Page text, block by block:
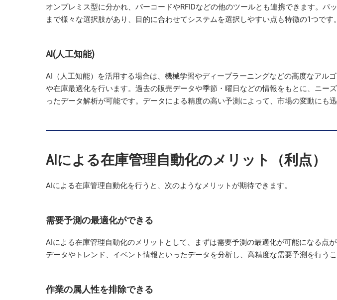
オンプレミス型に分かれ、バーコードやRFIDなどの他のツールとも連携できます。パ
まで様々な選択肢があり、目的に合わせてシステムを選択しやすい点も特徴の1つです。
AI(人工知能)
AI（人工知能）を活用する場合は、機械学習やディープラーニングなどの高度なアル
や在庫最適化を行います。過去の販売データや季節・曜日などの情報をもとに、ニー
ったデータ解析が可能です。データによる精度の高い予測によって、市場の変動にも迅
AIによる在庫管理自動化のメリット（利点）
AIによる在庫管理自動化を行うと、次のようなメリットが期待できます。
需要予測の最適化ができる
AIによる在庫管理自動化のメリットとして、まずは需要予測の最適化が可能になる点
データやトレンド、イベント情報といったデータを分析し、高精度な需要予測を行うこ
作業の属人性を排除できる